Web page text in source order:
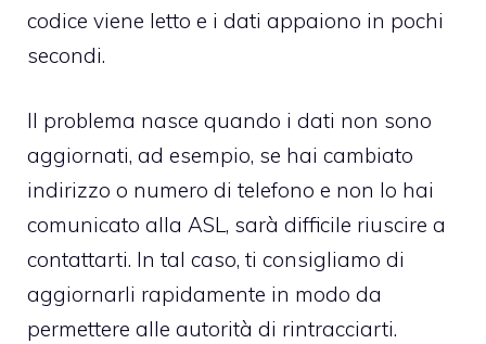
codice viene letto e i dati appaiono in pochi
secondi.
Il problema nasce quando i dati non sono
aggiornati, ad esempio, se hai cambiato
indirizzo o numero di telefono e non lo hai
comunicato alla ASL, sarà difficile riuscire a
contattarti. In tal caso, ti consigliamo di
aggiornarli rapidamente in modo da
permettere alle autorità di rintracciarti.